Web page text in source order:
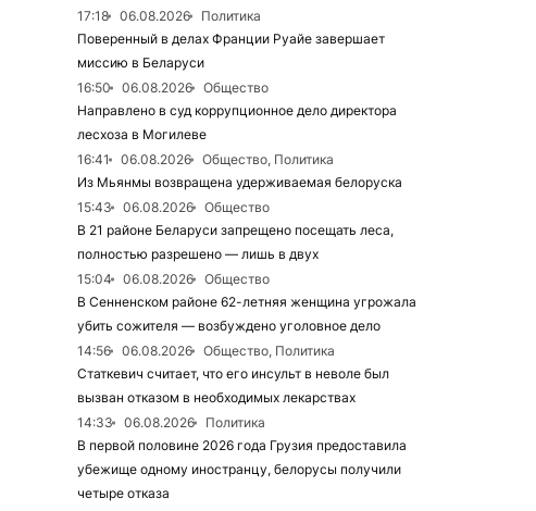
17:18
06.08.2026
Политика
Поверенный в делах Франции Руайе завершает
миссию в Беларуси
16:50
06.08.2026
Общество
Направлено в суд коррупционное дело директора
лесхоза в Могилеве
16:41
06.08.2026
Общество, Политика
Из Мьянмы возвращена удерживаемая белоруска
15:43
06.08.2026
Общество
В 21 районе Беларуси запрещено посещать леса,
полностью разрешено — лишь в двух
15:04
06.08.2026
Общество
В Сенненском районе 62-летняя женщина угрожала
убить сожителя — возбуждено уголовное дело
14:56
06.08.2026
Общество, Политика
Статкевич считает, что его инсульт в неволе был
вызван отказом в необходимых лекарствах
14:33
06.08.2026
Политика
В первой половине 2026 года Грузия предоставила
убежище одному иностранцу, белорусы получили
четыре отказа